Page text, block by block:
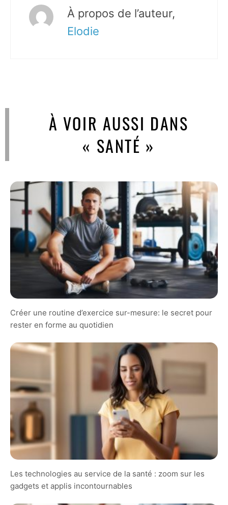
À propos de l’auteur,
Elodie
À VOIR AUSSI DANS
« SANTÉ »
Créer une routine d’exercice sur-mesure: le secret pour
rester en forme au quotidien
Les technologies au service de la santé : zoom sur les
gadgets et applis incontournables